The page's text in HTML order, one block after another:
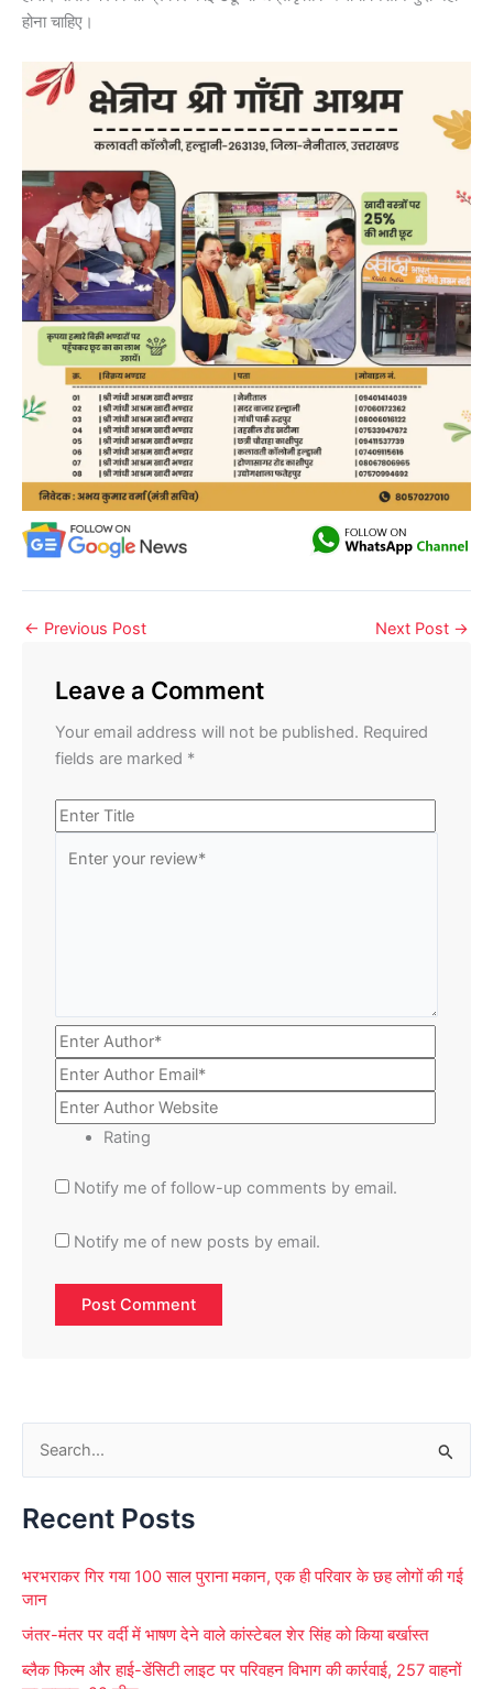
होना चाहिए।
← Previous Post Next Post →
Leave a Comment
Your email address will not be published. Required
fields are marked *
Rating
Notify me of follow-up comments by email.
Notify me of new posts by email.
a
c
o
Recent Posts
भरभराकर गिर गया 100 साल पुराना मकान, एक ही परिवार के छह लोगों की गई
जान
जंतर-मंतर पर वर्दी में भाषण देने वाले कांस्टेबल शेर सिंह को किया बर्खास्त
ब्लैक फिल्म और हाई-डेंसिटी लाइट पर परिवहन विभाग की कार्रवाई, 257 वाहनों